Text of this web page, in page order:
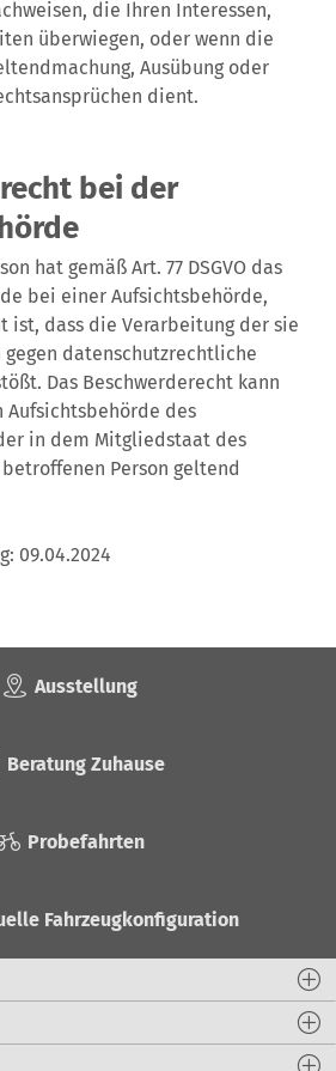
die Ihren Interessen,
überwiegen, oder wenn die
Ausübung oder
dient.
bei der
hat gemäß Art. 77 DSGVO das
bei einer Aufsichtsbehörde,
ist, dass die Verarbeitung der sie
datenschutzrechtliche
Das Beschwerderecht kann
Aufsichtsbehörde des
in dem Mitgliedstaat des
Person geltend
09.04.2024
Ausstellung
Beratung Zuhause
Probefahrten
Fahrzeugkonfiguration